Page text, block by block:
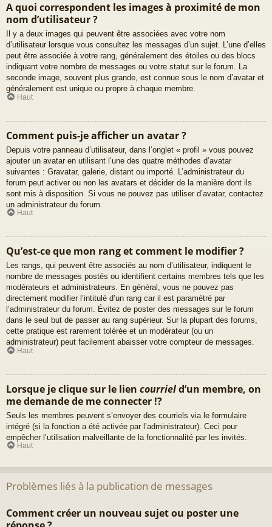
A quoi correspondent les images à proximité de mon
nom d’utilisateur ?
Il y a deux images qui peuvent être associées avec votre nom
d’utilisateur lorsque vous consultez les messages d’un sujet. L’une d’elles
peut être associée à votre rang, généralement des étoiles ou des blocs
indiquant votre nombre de messages ou votre statut sur le forum. La
seconde image, souvent plus grande, est connue sous le nom d’avatar et
généralement est unique ou propre à chaque membre.
Haut
Comment puis-je afficher un avatar ?
Depuis votre panneau d’utilisateur, dans l’onglet « profil » vous pouvez
ajouter un avatar en utilisant l’une des quatre méthodes d’avatar
suivantes : Gravatar, galerie, distant ou importé. L’administrateur du
forum peut activer ou non les avatars et décider de la manière dont ils
sont mis à disposition. Si vous ne pouvez pas utiliser d’avatar, contactez
un administrateur du forum.
Haut
Qu’est-ce que mon rang et comment le modifier ?
Les rangs, qui peuvent être associés au nom d’utilisateur, indiquent le
nombre de messages postés ou identifient certains membres tels que les
modérateurs et administrateurs. En général, vous ne pouvez pas
directement modifier l’intitulé d’un rang car il est paramétré par
l’administrateur du forum. Évitez de poster des messages sur le forum
dans le seul but de passer au rang supérieur. Sur la plupart des forums,
cette pratique est rarement tolérée et un modérateur (ou un
administrateur) peut facilement abaisser votre compteur de messages.
Haut
Lorsque je clique sur le lien courrield’un membre, on
me demande de me connecter !?
Seuls les membres peuvent s’envoyer des courriels via le formulaire
intégré (si la fonction a été activée par l’administrateur). Ceci pour
empêcher l’utilisation malveillante de la fonctionnalité par les invités.
Haut
Problèmes liés à la publication de messages
Comment créer un nouveau sujet ou poster une